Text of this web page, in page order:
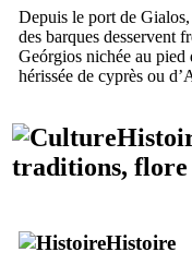
Depuis le port de Gialos
des barques desservent
Geórgios nichée au pied
hérissée de cyprès ou d’
traditions,
Histoire